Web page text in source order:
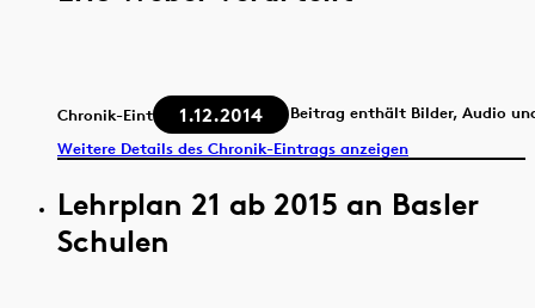
Chronik-Eintrag 1.12.2014
Beitrag enthält Bilder, Audio
Weitere Details des Chronik-Eintrags anzeigen
Lehrplan 21 ab 2015 an Basler
Schulen